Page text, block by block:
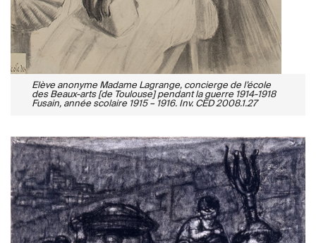
Elève anonyme Madame Lagrange, concierge de l’école
des Beaux-arts [de Toulouse] pendant la guerre 1914-1918
Fusain, année scolaire 1915 – 1916. Inv. CED 2008.1.27